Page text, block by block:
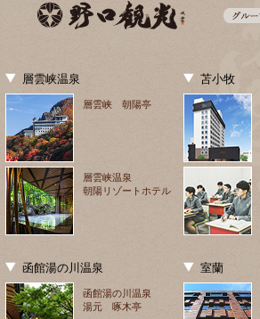
層雲峡温泉
層雲峡 朝陽亭
層雲峡温泉
朝陽リゾートホテル
函館湯の川温泉
函館湯の川温泉
湯元 啄木亭
苫小牧
室蘭